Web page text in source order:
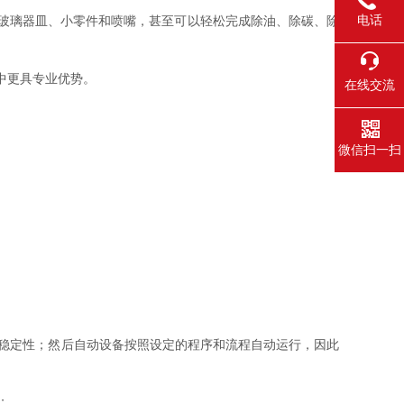
器皿、小零件和喷嘴，甚至可以轻松完成除油、除碳、除
具专业优势。
性；然后自动设备按照设定的程序和流程自动运行，因此
电话
在线交流
微信扫一扫